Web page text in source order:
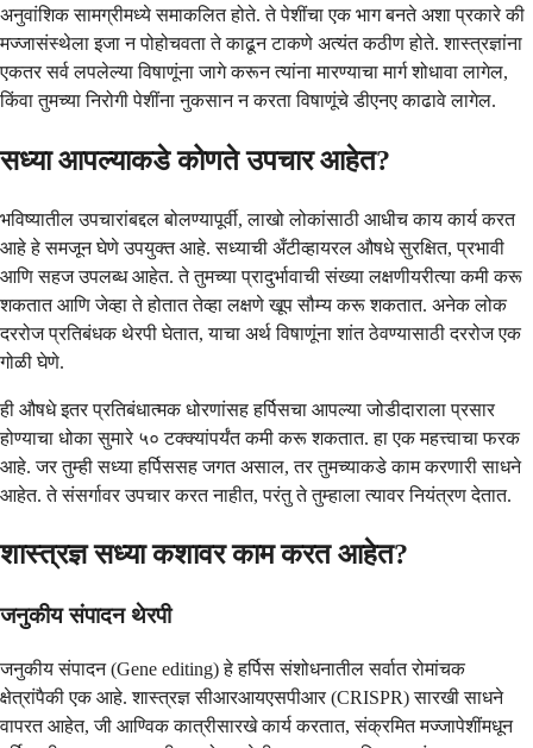
अनुवांशिक सामग्रीमध्ये समाकलित होते. ते पेशींचा एक भाग बनते अशा प्रकारे की
मज्जासंस्थेला इजा न पोहोचवता ते काढून टाकणे अत्यंत कठीण होते. शास्त्रज्ञांना
एकतर सर्व लपलेल्या विषाणूंना जागे करून त्यांना मारण्याचा मार्ग शोधावा लागेल,
किंवा तुमच्या निरोगी पेशींना नुकसान न करता विषाणूंचे डीएनए काढावे लागेल.
सध्या आपल्याकडे कोणते उपचार आहेत?
भविष्यातील उपचारांबद्दल बोलण्यापूर्वी, लाखो लोकांसाठी आधीच काय कार्य करत
आहे हे समजून घेणे उपयुक्त आहे. सध्याची अँटीव्हायरल औषधे सुरक्षित, प्रभावी
आणि सहज उपलब्ध आहेत. ते तुमच्या प्रादुर्भावाची संख्या लक्षणीयरीत्या कमी करू
शकतात आणि जेव्हा ते होतात तेव्हा लक्षणे खूप सौम्य करू शकतात. अनेक लोक
दररोज प्रतिबंधक थेरपी घेतात, याचा अर्थ विषाणूंना शांत ठेवण्यासाठी दररोज एक
गोळी घेणे.
ही औषधे इतर प्रतिबंधात्मक धोरणांसह हर्पिसचा आपल्या जोडीदाराला प्रसार
होण्याचा धोका सुमारे ५० टक्क्यांपर्यंत कमी करू शकतात. हा एक महत्त्वाचा फरक
आहे. जर तुम्ही सध्या हर्पिससह जगत असाल, तर तुमच्याकडे काम करणारी साधने
आहेत. ते संसर्गावर उपचार करत नाहीत, परंतु ते तुम्हाला त्यावर नियंत्रण देतात.
शास्त्रज्ञ सध्या कशावर काम करत आहेत?
जनुकीय संपादन थेरपी
जनुकीय संपादन (Gene editing) हे हर्पिस संशोधनातील सर्वात रोमांचक
क्षेत्रांपैकी एक आहे. शास्त्रज्ञ सीआरआयएसपीआर (CRISPR) सारखी साधने
वापरत आहेत, जी आण्विक कात्रीसारखे कार्य करतात, संक्रमित मज्जापेशींमधून